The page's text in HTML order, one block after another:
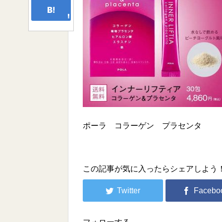
ポーラ コラーゲン プラセンタ
この記事が気に入ったらシェアしよう